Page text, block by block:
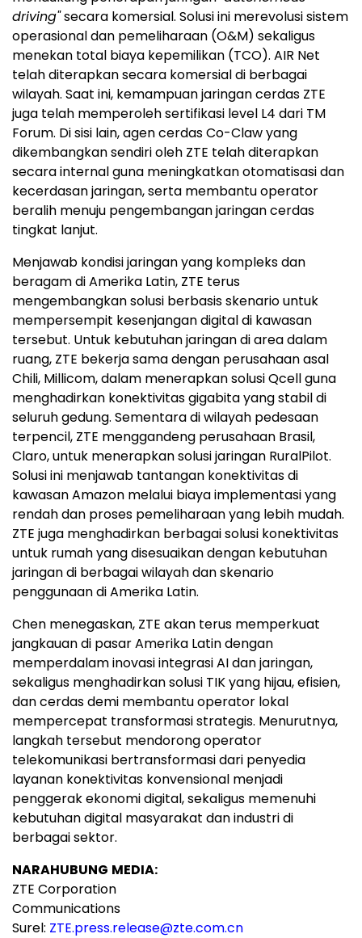
driving"secara komersial. Solusi ini merevolusi sistem
operasional dan pemeliharaan (O&M) sekaligus
menekan total biaya kepemilikan (TCO). AIR Net
telah diterapkan secara komersial di berbagai
wilayah. Saat ini, kemampuan jaringan cerdas ZTE
juga telah memperoleh sertifikasi level L4 dari TM
Forum. Di sisi lain, agen cerdas Co-Claw yang
dikembangkan sendiri oleh ZTE telah diterapkan
secara internal guna meningkatkan otomatisasi dan
kecerdasan jaringan, serta membantu operator
beralih menuju pengembangan jaringan cerdas
tingkat lanjut.
Menjawab kondisi jaringan yang kompleks dan
beragam di Amerika Latin, ZTE terus
mengembangkan solusi berbasis skenario untuk
mempersempit kesenjangan digital di kawasan
tersebut. Untuk kebutuhan jaringan di area dalam
ruang, ZTE bekerja sama dengan perusahaan asal
Chili, Millicom, dalam menerapkan solusi Qcell guna
menghadirkan konektivitas gigabita yang stabil di
seluruh gedung. Sementara di wilayah pedesaan
terpencil, ZTE menggandeng perusahaan Brasil,
Claro, untuk menerapkan solusi jaringan RuralPilot.
Solusi ini menjawab tantangan konektivitas di
kawasan Amazon melalui biaya implementasi yang
rendah dan proses pemeliharaan yang lebih mudah.
ZTE juga menghadirkan berbagai solusi konektivitas
untuk rumah yang disesuaikan dengan kebutuhan
jaringan di berbagai wilayah dan skenario
penggunaan di Amerika Latin.
Chen menegaskan, ZTE akan terus memperkuat
jangkauan di pasar Amerika Latin dengan
memperdalam inovasi integrasi AI dan jaringan,
sekaligus menghadirkan solusi TIK yang hijau, efisien,
dan cerdas demi membantu operator lokal
mempercepat transformasi strategis. Menurutnya,
langkah tersebut mendorong operator
telekomunikasi bertransformasi dari penyedia
layanan konektivitas konvensional menjadi
penggerak ekonomi digital, sekaligus memenuhi
kebutuhan digital masyarakat dan industri di
berbagai sektor.
NARAHUBUNG MEDIA:
ZTE Corporation
Communications
Surel: ZTE.press.release@zte.com.cn